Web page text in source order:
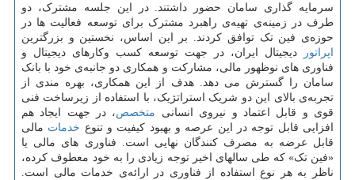
سرمایه گذاری سامان حضور داشتند. در این جلسه مشترک، دو
طرف در زمینه‌ی تهیه‌ی راهبرد مشترک برای توسعه فعالیت ها در
حوزه‌ی فین تک توافق کردند. بر این اساس، نخستین و بزرگترین
اپراتور
دیجیتال ایران، در جهت توسعه کسب وکارهای دیجیتال و
فناوری های نوظهور مالی، مشارکت و همکاری دو جانبه‌ی خود با بانک
سامان را گسترش می دهد. هدف از این همکاری، بهره مندی از
تجربه‌ی بالای این دو شریک استراتژیک، با استفاده از زیرساخت فنی
قوی و قابل اعتماد و نیروی انسانی متخصص، در جهت ایجاد هم
افزایی قابل توجه در این عرصه و بهبود کیفیت و تنوع خدمات مالی
قابل عرضه به مصرف کنندگان نهایی است. فناوری های مالی یا
«فین تک» که طی سالهای اخیر توجه زیادی را به خود معطوف کرده،
ناظر به هر نوع استفاده از فناوری در ارائه‌ی خدمات مالی است.